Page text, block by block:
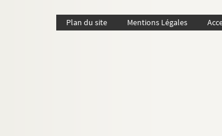
Plan du site Mentions Légales